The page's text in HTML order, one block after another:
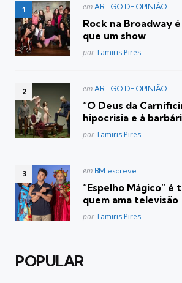
Postado
em
em ARTIGO DE OPINIÃO
Rock na Broadway
que um show
Posted
porTamiris Pires
Postado
em
em ARTIGO DE OPINIÃO
“O Deus da
hipocrisia e à
Posted
porTamiris Pires
Postado
em
em BM escreve
“Espelho Mágico” é
quem ama televisão
Posted
porTamiris Pires
POPULAR